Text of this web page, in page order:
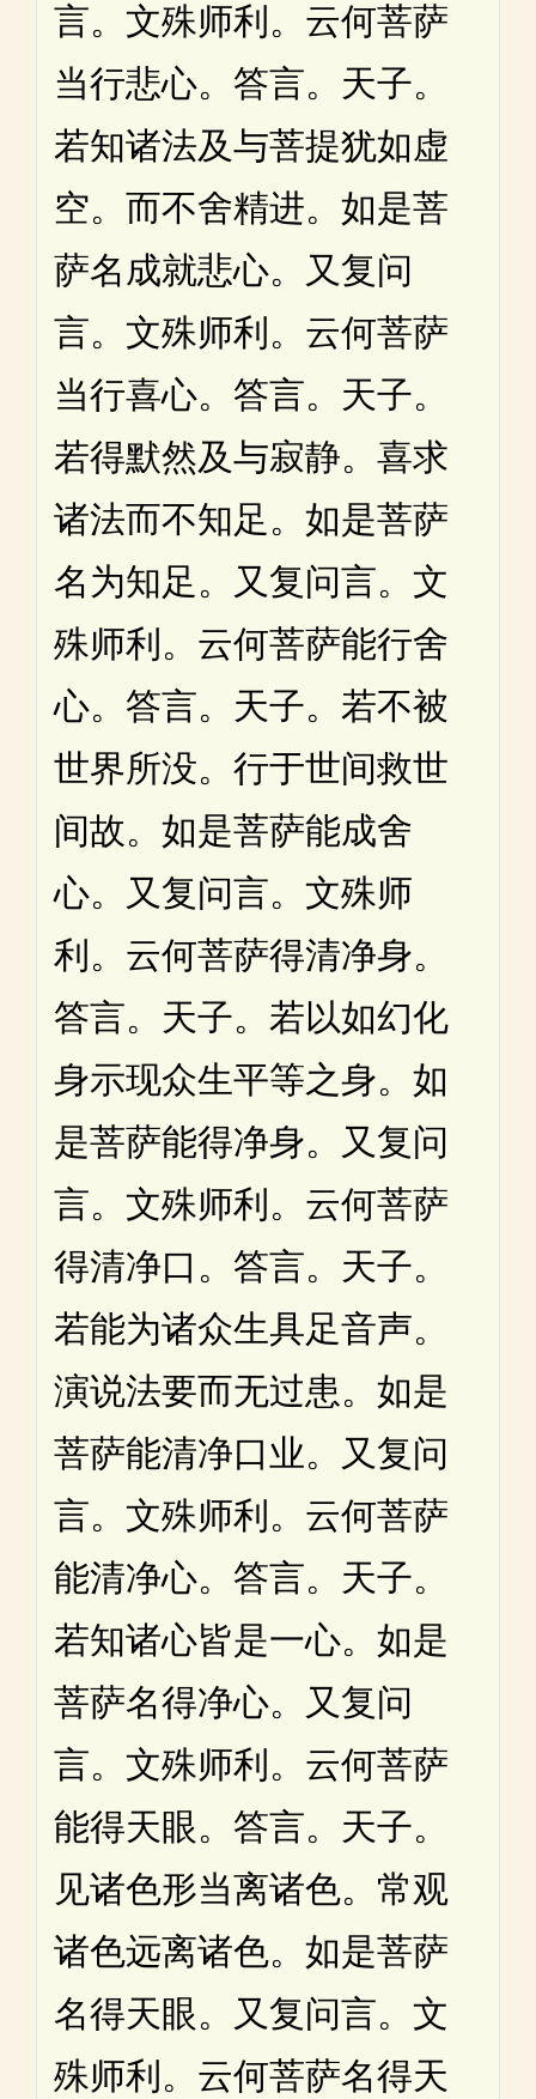
言。文殊师利。云何菩萨
当行悲心。答言。天子。
若知诸法及与菩提犹如虚
空。而不舍精进。如是菩
萨名成就悲心。又复问
言。文殊师利。云何菩萨
当行喜心。答言。天子。
若得默然及与寂静。喜求
诸法而不知足。如是菩萨
名为知足。又复问言。文
殊师利。云何菩萨能行舍
心。答言。天子。若不被
世界所没。行于世间救世
间故。如是菩萨能成舍
心。又复问言。文殊师
利。云何菩萨得清净身。
答言。天子。若以如幻化
身示现众生平等之身。如
是菩萨能得净身。又复问
言。文殊师利。云何菩萨
得清净口。答言。天子。
若能为诸众生具足音声。
演说法要而无过患。如是
菩萨能清净口业。又复问
言。文殊师利。云何菩萨
能清净心。答言。天子。
若知诸心皆是一心。如是
菩萨名得净心。又复问
言。文殊师利。云何菩萨
能得天眼。答言。天子。
见诸色形当离诸色。常观
诸色远离诸色。如是菩萨
名得天眼。又复问言。文
殊师利。云何菩萨名得天